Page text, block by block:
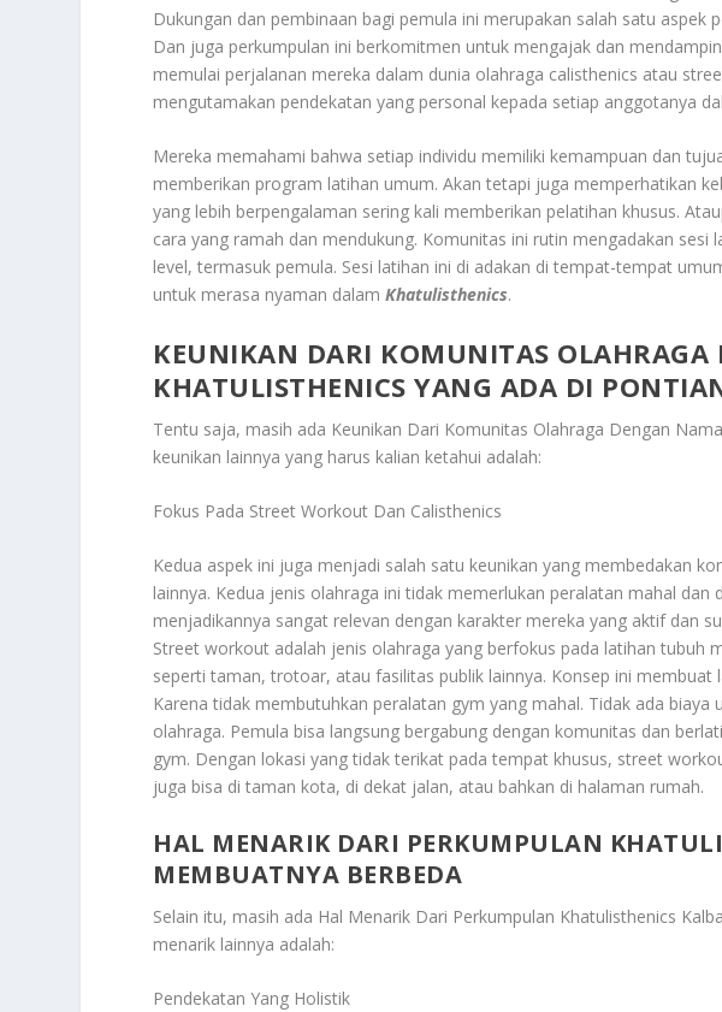
Dukungan dan pembinaan bagi pemula ini merupakan salah satu aspek
Dan juga perkumpulan ini berkomitmen untuk mengajak dan
memulai perjalanan mereka dalam dunia olahraga calisthenics atau
mengutamakan pendekatan yang personal kepada setiap anggotanya
Mereka memahami bahwa setiap individu memiliki kemampuan dan
memberikan program latihan umum. Akan tetapi juga memperhatikan
yang lebih berpengalaman sering kali memberikan pelatihan khusus.
cara yang ramah dan mendukung. Komunitas ini rutin mengadakan sesi
level, termasuk pemula. Sesi latihan ini di adakan di tempat-tempat
untuk merasa nyaman dalamKhatulisthenics.
KEUNIKAN DARI KOMUNITAS
KHATULISTHENICS YANG ADA DI
Tentu saja, masih ada Keunikan Dari Komunitas Olahraga Dengan
keunikan lainnya yang harus kalian ketahui adalah:
Fokus Pada Street Workout Dan Calisthenics
Kedua aspek ini juga menjadi salah satu keunikan yang membedakan
lainnya. Kedua jenis olahraga ini tidak memerlukan peralatan mahal dan
menjadikannya sangat relevan dengan karakter mereka yang aktif dan
Street workout adalah jenis olahraga yang berfokus pada latihan tubuh
seperti taman, trotoar, atau fasilitas publik lainnya. Konsep ini membuat
Karena tidak membutuhkan peralatan gym yang mahal. Tidak ada
olahraga. Pemula bisa langsung bergabung dengan komunitas dan
gym. Dengan lokasi yang tidak terikat pada tempat khusus, street
juga bisa di taman kota, di dekat jalan, atau bahkan di halaman rumah.
HAL MENARIK DARI PERKUMPULAN
MEMBUATNYA BERBEDA
Selain itu, masih ada Hal Menarik Dari Perkumpulan Khatulisthenics
menarik lainnya adalah:
Pendekatan Yang Holistik